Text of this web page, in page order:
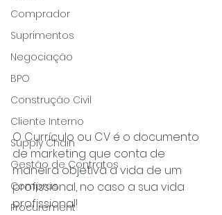
Comprador
Suprimentos
Negociação
BPO
Construção Civil
Cliente Interno
Supply Chain
Gestão de Contratos
Compras
Procurement
O Currículo ou CV é o documento
de marketing que conta de
maneira objetiva a vida de um
profissional, no caso a sua vida
profissional!